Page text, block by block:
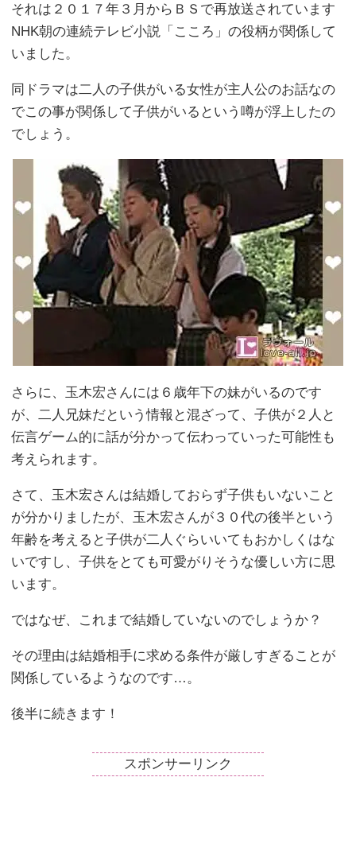
それは２０１７年３月からＢＳで再放送されています
NHK朝の連続テレビ小説「こころ」の役柄が関係して
いました。
同ドラマは二人の子供がいる女性が主人公のお話なの
でこの事が関係して子供がいるという噂が浮上したの
でしょう。
さらに、玉木宏さんには６歳年下の妹がいるのです
が、二人兄妹だという情報と混ざって、子供が２人と
伝言ゲーム的に話が分かって伝わっていった可能性も
考えられます。
さて、玉木宏さんは結婚しておらず子供もいないこと
が分かりましたが、玉木宏さんが３０代の後半という
年齢を考えると子供が二人ぐらいいてもおかしくはな
いですし、子供をとても可愛がりそうな優しい方に思
います。
ではなぜ、これまで結婚していないのでしょうか？
その理由は結婚相手に求める条件が厳しすぎることが
関係しているようなのです…。
後半に続きます！
スポンサーリンク